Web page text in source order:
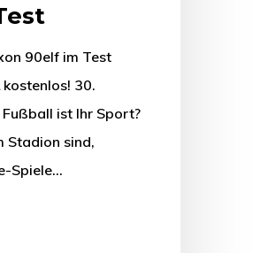
90elf im Test
30.
ist Ihr Sport?
Stadion sind,
Spiele…